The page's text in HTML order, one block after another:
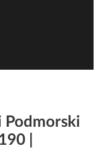
Podmorski
|